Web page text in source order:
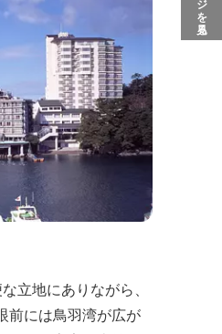
立地にありながら、
前には鳥羽湾が広が